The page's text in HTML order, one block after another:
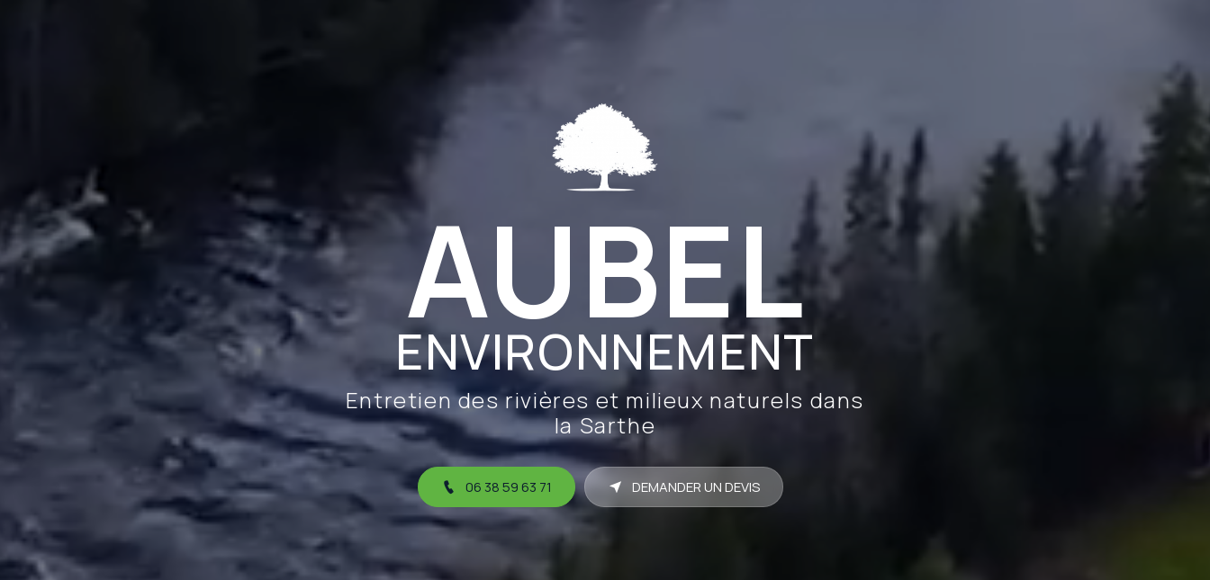
AUBEL
ENVIRONNEMENT
Entretien des rivières et milieux naturels dans
la Sarthe
06 38 59 63 71 DEMANDER UN DEVIS